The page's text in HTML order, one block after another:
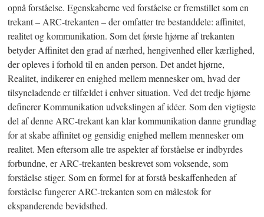
opnå forståelse. Egenskaberne ved forståelse er fremstillet som en
trekant – ARC-trekanten – der omfatter tre bestanddele: affinitet,
realitet og kommunikation. Som det første hjørne af trekanten
betyder Affinitet den grad af nærhed, hengivenhed eller kærlighed,
der opleves i forhold til en anden person. Det andet hjørne,
Realitet, indikerer en enighed mellem mennesker om, hvad der
tilsyneladende er tilfældet i enhver situation. Ved det tredje hjørne
definerer Kommunikation udvekslingen af idéer. Som den vigtigste
del af denne ARC-trekant kan klar kommunikation danne grundlag
for at skabe affinitet og gensidig enighed mellem mennesker om
realitet. Men eftersom alle tre aspekter af forståelse er indbyrdes
forbundne, er ARC-trekanten beskrevet som voksende, som
forståelse stiger. Som en formel for at forstå beskaffenheden af
forståelse fungerer ARC-trekanten som en målestok for
ekspanderende bevidsthed.